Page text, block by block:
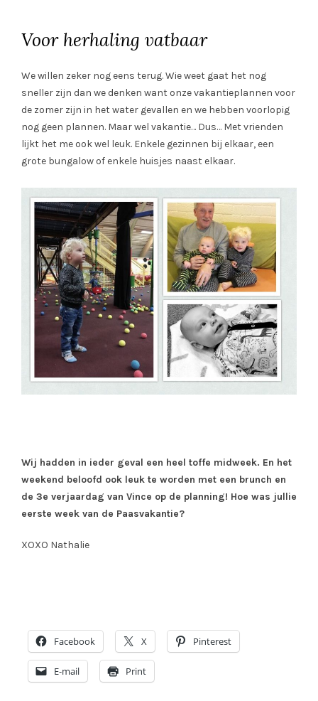
Voor herhaling vatbaar
We willen zeker nog eens terug. Wie weet gaat het nog
sneller zijn dan we denken want onze vakantieplannen voor
de zomer zijn in het water gevallen en we hebben voorlopig
nog geen plannen. Maar wel vakantie… Dus… Met vrienden
lijkt het me ook wel leuk. Enkele gezinnen bij elkaar, een
grote bungalow of enkele huisjes naast elkaar.
Wij hadden in ieder geval een heel toffe midweek. En het
weekend beloofd ook leuk te worden met een brunch en
de 3e verjaardag van Vince op de planning! Hoe was jullie
eerste week van de Paasvakantie?
XOXO Nathalie
Facebook X Pinterest
E-mail Print